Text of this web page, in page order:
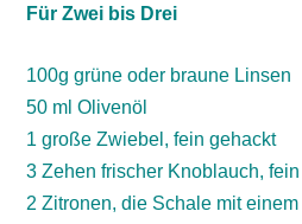
Für Zwei bis Drei
100g grüne oder braune Linsen
50 ml Olivenöl
1 große Zwiebel, fein gehackt
3 Zehen frischer Knoblauch,
2 Zitronen, die Schale mit